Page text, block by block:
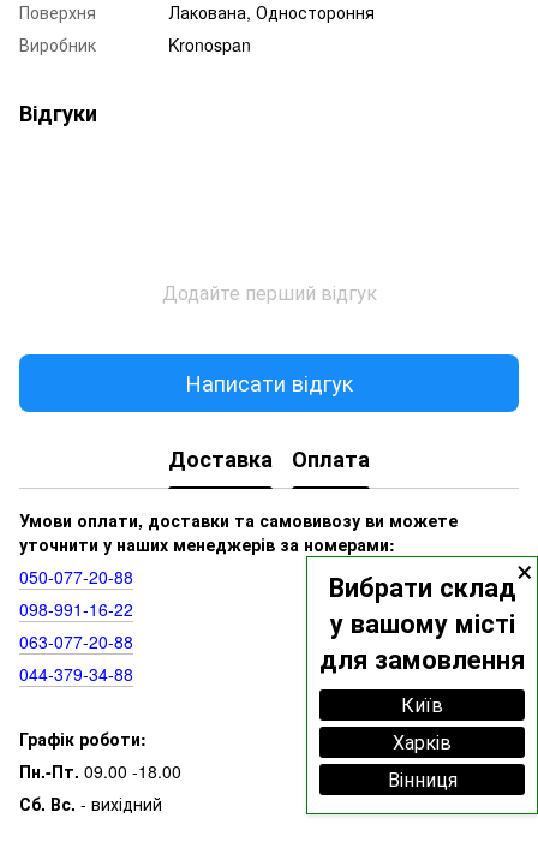
×
Вибрати склад
у вашому місті
для замовлення
Київ
Харків
Вінниця
Поверхня
Лакована, Одностороння
Виробник
Kronospan
Відгуки
Додайте перший відгук
Написати відгук
Доставка Оплата
Умови оплати, доставки та самовивозу ви можете
уточнити у наших менеджерів за номерами:
050‑077‑20‑88
098‑991‑16‑22
063‑077‑20‑88
044‑379‑34‑88
Графік роботи:
Пн.-Пт. 09.00 -18.00
Сб. Вс. - вихідний